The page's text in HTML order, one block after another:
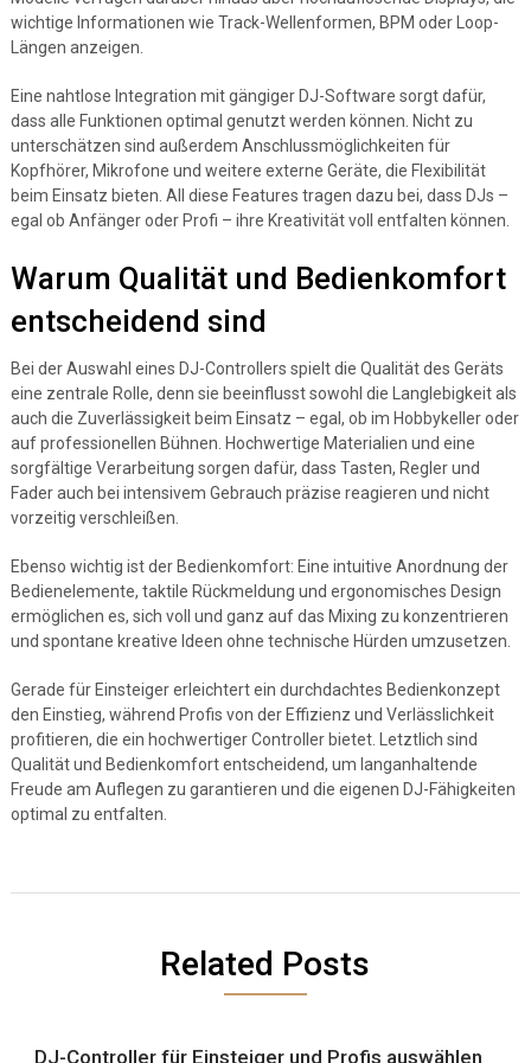
wichtige Informationen wie Track-Wellenformen, BPM oder Loop-
Längen anzeigen.
Eine nahtlose Integration mit gängiger DJ-Software sorgt dafür,
dass alle Funktionen optimal genutzt werden können. Nicht zu
unterschätzen sind außerdem Anschlussmöglichkeiten für
Kopfhörer, Mikrofone und weitere externe Geräte, die Flexibilität
beim Einsatz bieten. All diese Features tragen dazu bei, dass DJs –
egal ob Anfänger oder Profi – ihre Kreativität voll entfalten können.
Warum Qualität und Bedienkomfort
entscheidend sind
Bei der Auswahl eines DJ-Controllers spielt die Qualität des Geräts
eine zentrale Rolle, denn sie beeinflusst sowohl die Langlebigkeit als
auch die Zuverlässigkeit beim Einsatz – egal, ob im Hobbykeller oder
auf professionellen Bühnen. Hochwertige Materialien und eine
sorgfältige Verarbeitung sorgen dafür, dass Tasten, Regler und
Fader auch bei intensivem Gebrauch präzise reagieren und nicht
vorzeitig verschleißen.
Ebenso wichtig ist der Bedienkomfort: Eine intuitive Anordnung der
Bedienelemente, taktile Rückmeldung und ergonomisches Design
ermöglichen es, sich voll und ganz auf das Mixing zu konzentrieren
und spontane kreative Ideen ohne technische Hürden umzusetzen.
Gerade für Einsteiger erleichtert ein durchdachtes Bedienkonzept
den Einstieg, während Profis von der Effizienz und Verlässlichkeit
profitieren, die ein hochwertiger Controller bietet. Letztlich sind
Qualität und Bedienkomfort entscheidend, um langanhaltende
Freude am Auflegen zu garantieren und die eigenen DJ-Fähigkeiten
optimal zu entfalten.
Related Posts
DJ-Controller für Einsteiger und Profis auswählen